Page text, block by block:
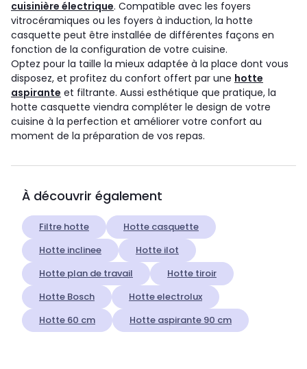
cuisinière électrique. Compatible avec les foyers
vitrocéramiques ou les foyers à induction, la hotte
casquette peut être installée de différentes façons en
fonction de la configuration de votre cuisine.
Optez pour la taille la mieux adaptée à la place dont vous
disposez, et profitez du confort offert par une hotte
aspirante et filtrante. Aussi esthétique que pratique, la
hotte casquette viendra compléter le design de votre
cuisine à la perfection et améliorer votre confort au
moment de la préparation de vos repas.
À découvrir également
Filtre hotte
Hotte casquette
Hotte inclinee
Hotte ilot
Hotte plan de travail
Hotte tiroir
Hotte Bosch
Hotte electrolux
Hotte 60 cm
Hotte aspirante 90 cm